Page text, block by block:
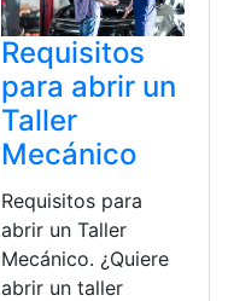
Requisitos
para abrir un
Taller
Mecánico
Requisitos para
abrir un Taller
Mecánico. ¿Quiere
abrir un taller